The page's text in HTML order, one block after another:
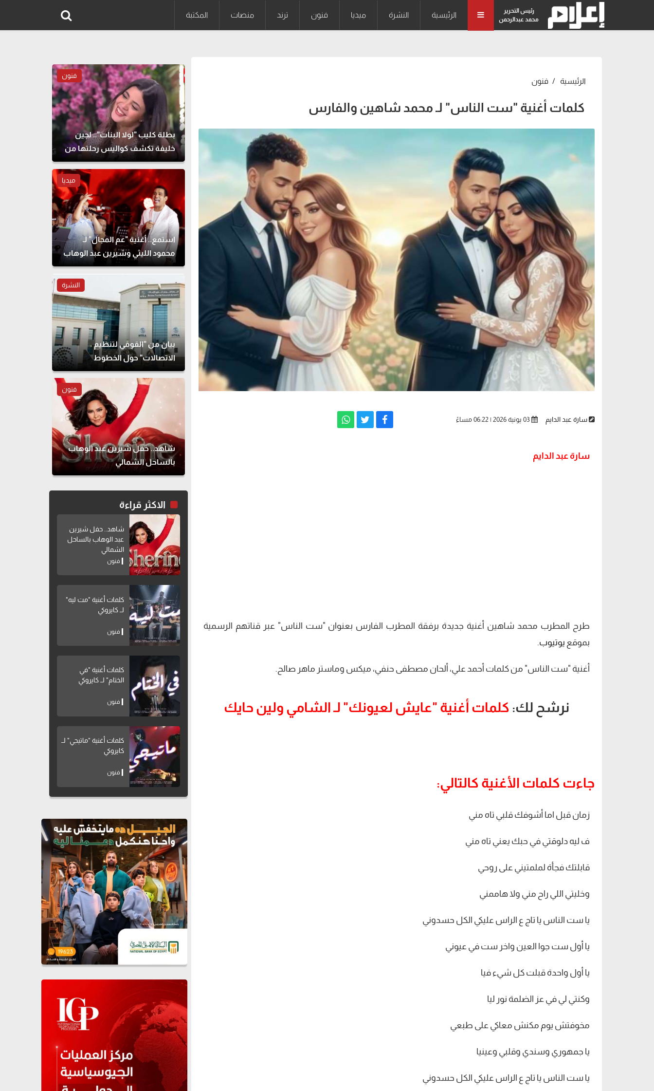
رئيس التحرير
محمد عبدالرحمن
الرئيسية النشرة ميديا فنون ترند منصات المكتبة
الرئيسية فنون
كلمات أغنية "ست الناس" لـ محمد شاهين والفارس
سارة عبد الدايم
سارة عبد الدايم
طرح المطرب محمد شاهين أغنية جديدة برفقة المطرب الفارس بعنوان "ست الناس" عبر قناتهم الرسمية
بموقع يوتيوب.
أغنية "ست الناس" من كلمات أحمد علي، ألحان مصطفى حنفي، ميكس وماستر ماهر صالح.
نرشح لك: كلمات أغنية "عايش لعيونك" لـ الشامي ولين حايك
جاءت كلمات الأغنية كالتالي:
زمان قبل اما أشوفك قلبي تاه مني
ف ليه دلوقتي في حبك يعني تاه مني
قابلتك فجأة لملمتيني على روحي
وخليتي اللي راح مني ولا هاممني
يا ست الناس يا تاج ع الراس عليكي الكل حسدوني
يا أول ست جوا العين واخر ست في عيوني
يا أول واحدة قبلت كل شيء فيا
وكنتي لي في عز الضلمة نور ليا
مخوفتش يوم مكنش معاكي على طبعي
يا جمهوري وسندي وقلبي وعينيا
يا ست الناس يا تاج ع الراس عليكي الكل حسدوني
فنون
بطلة كليب "لولا البنات".. لجين
خليفة تكشف كواليس رحلتها من
الطب للتمثيل
ميديا
استمع.. أغنية "عم المجال" لـ
محمود الليثي وشيرين عبد الوهاب
النشرة
بيان من "القومي لتنظيم
الاتصالات" حول الخطوط
المسجلة بأسماء مواطنين دون
فنون
شاهد.. حفل شيرين عبد الوهاب
بالساحل الشمالي
الاكثر قراءة
شاهد.. حفل شيرين
عبد الوهاب بالساحل
الشمالي
فنون
كلمات أغنية "مت ليه"
لــ كايروكي
فنون
كلمات أغنية "في
الختام" لــ كايروكي
فنون
كلمات أغنية "ماتيجي" لــ
كايروكي
فنون